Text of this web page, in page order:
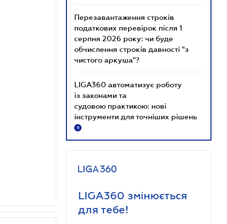
Перезавантаження строків
податкових перевірок після 1
серпня 2026 року: чи буде
обчислення строків давності "з
чистого аркуша"?
LIGA360 автоматизує роботу
із законами та
судовою практикою: нові
інструменти для точніших рішень
R
LIGA360 змінюється
для тебе!